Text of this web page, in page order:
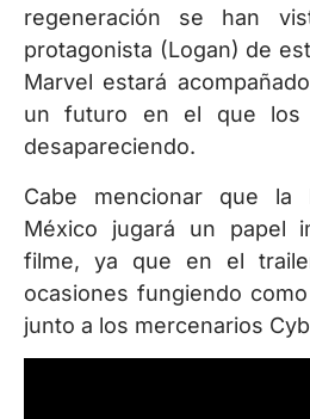
regeneración se han
protagonista (Logan) de
Marvel estará
un futuro en el que los
desapareciendo.
Cabe mencionar que la
México jugará un papel
filme, ya que en el
ocasiones fungiendo
junto a los mercenarios